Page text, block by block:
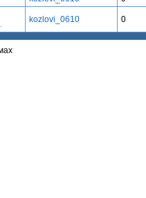
kozlovi_0610 0